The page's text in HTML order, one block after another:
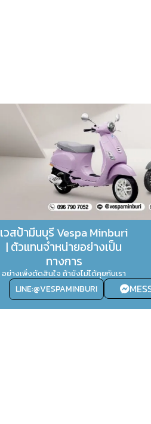
เวสป้ามีนบุรี Vespa Minburi
| ตัวแทนจำหน่ายอย่างเป็น
ทางการ
อย่างเพิ่งตัดสินใจ ถ้ายังไม่ได้คุยกับเรา
LINE:@VESPAMINBURI